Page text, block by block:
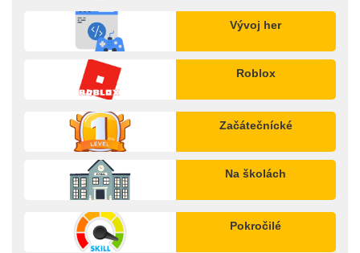
Vývoj her
Roblox
Začátečnícké
Na školách
Pokročilé